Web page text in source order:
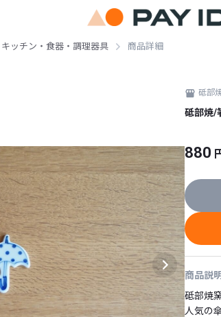
キッチン・食器・調理器具 商品詳細
砥部
砥部焼/
880
商品説明
砥部焼
人気の